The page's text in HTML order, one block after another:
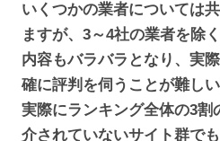
いくつかの業者については
ますが、3～4社の業者を除
内容もバラバラとなり、実
確に評判を伺うことが難し
実際にランキング全体の3割
介されていないサイト群でも